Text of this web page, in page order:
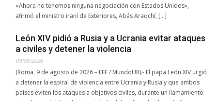
«Ahora no tenemos ninguna negociación con Estados Unidos»,
afirmó el ministro iraní de Exteriores, Abás Araqchí, […]
León XIV pidió a Rusia y a Ucrania evitar ataques
a civiles y detener la violencia
09/08/2026
(Roma, 9 de agosto de 2026 – EFE / MundoUR).- El papa León XIV urgió
a detener la espiral de violencia entre Ucrania y Rusia y que ambos
países eviten los ataques a objetivos civiles, durante un llamamiento